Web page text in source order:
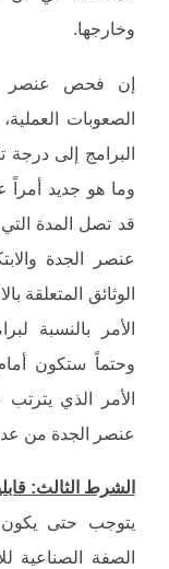
وخارجها.
إن فحص عنصر
الصعوبات
البرامج إلى درجة
قد تصل المدة
عنصر الجدة
الوثائق المتعلقة
الأمر بالنسبة
وحتماً ستكون
الأمر الذي
عنصر الجدة من
الشرط الثالث:
يتوجب حتى يكون
الصفة الصناعية